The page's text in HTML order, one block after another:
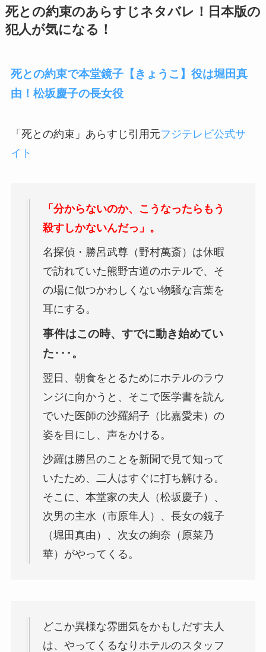
死との約束のあらすじネタバレ！日本版の
犯人が気になる！
死との約束で本堂鏡子【きょうこ】役は堀田真
由！松坂慶子の長女役
「死との約束」あらすじ引用元フジテレビ公式サ
イト
「分からないのか、こうなったらもう
殺すしかないんだっ」。
名探偵・勝呂武尊（野村萬斎）は休暇
で訪れていた熊野古道のホテルで、そ
の場に似つかわしくない物騒な言葉を
耳にする。
事件はこの時、すでに動き始めてい
た･･･。
翌日、朝食をとるためにホテルのラウ
ンジに向かうと、そこで医学書を読ん
でいた医師の沙羅絹子（比嘉愛未）の
姿を目にし、声をかける。
沙羅は勝呂のことを新聞で見て知って
いたため、二人はすぐに打ち解ける。
そこに、本堂家の夫人（松坂慶子）、
次男の主水（市原隼人）、長女の鏡子
（堀田真由）、次女の絢奈（原菜乃
華）がやってくる。
どこか異様な雰囲気をかもしだす夫人
は、やってくるなりホテルのスタッフ